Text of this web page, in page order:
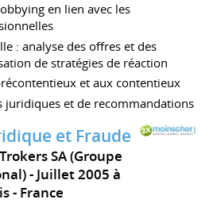
en lien avec les
: analyse des offres et des
de stratégies de réaction
et aux contentieux
juridiques et de recommandations
et Fraude
SA (Groupe
Juillet 2005 à
France